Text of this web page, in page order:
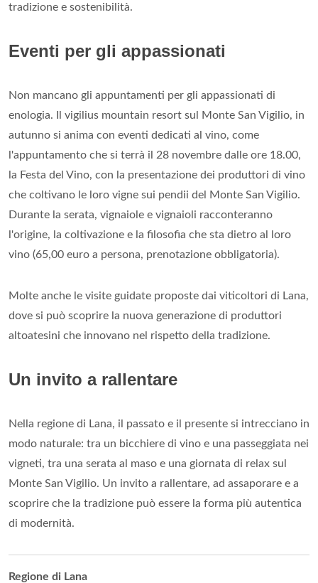
tradizione e sostenibilità.
Eventi per gli appassionati
Non mancano gli appuntamenti per gli appassionati di
enologia. Il vigilius mountain resort sul Monte San Vigilio, in
autunno si anima con eventi dedicati al vino, come
l'appuntamento che si terrà il 28 novembre dalle ore 18.00,
la Festa del Vino, con la presentazione dei produttori di vino
che coltivano le loro vigne sui pendii del Monte San Vigilio.
Durante la serata, vignaiole e vignaioli racconteranno
l'origine, la coltivazione e la filosofia che sta dietro al loro
vino (65,00 euro a persona, prenotazione obbligatoria).
Molte anche le visite guidate proposte dai viticoltori di Lana,
dove si può scoprire la nuova generazione di produttori
altoatesini che innovano nel rispetto della tradizione.
Un invito a rallentare
Nella regione di Lana, il passato e il presente si intrecciano in
modo naturale: tra un bicchiere di vino e una passeggiata nei
vigneti, tra una serata al maso e una giornata di relax sul
Monte San Vigilio. Un invito a rallentare, ad assaporare e a
scoprire che la tradizione può essere la forma più autentica
di modernità.
Regione di Lana